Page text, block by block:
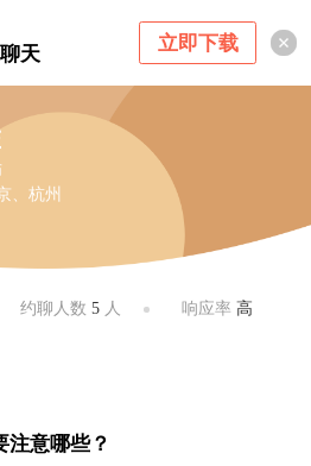
天 立即下载
、杭州
约聊人数 5人 响应率 高
注意哪些？